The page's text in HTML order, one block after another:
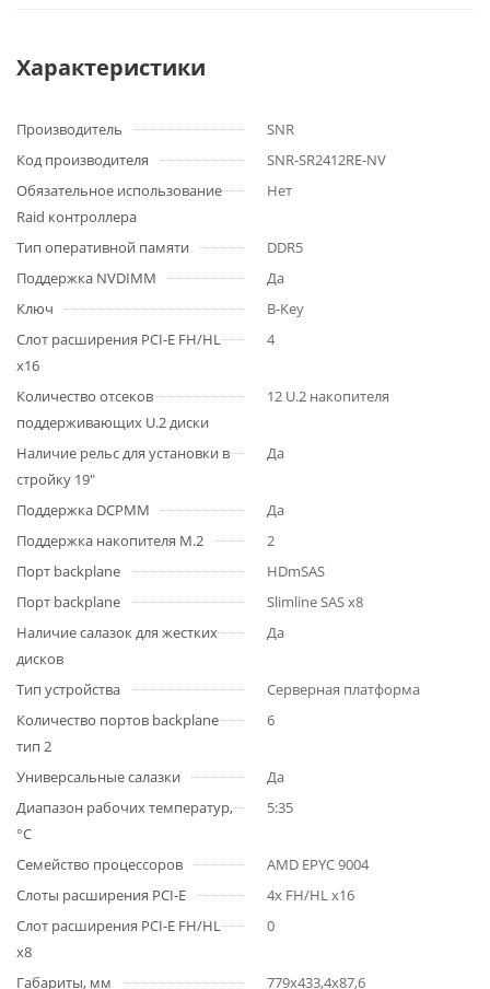
Характеристики
Производитель
SNR
Код производителя
SNR-SR2412RE-NV
Обязательное использование
Raid контроллера
Нет
Тип оперативной памяти
DDR5
Поддержка NVDIMM
Да
Ключ
B-Key
Слот расширения PCI-E FH/HL
x16
4
Количество отсеков
поддерживающих U.2 диски
12 U.2 накопителя
Наличие рельс для установки в
стройку 19"
Да
Поддержка DCPMM
Да
Поддержка накопителя M.2
2
Порт backplane
HDmSAS
Порт backplane
Slimline SAS x8
Наличие салазок для жестких
дисков
Да
Тип устройства
Серверная платформа
Количество портов backplane
тип 2
6
Универсальные салазки
Да
Диапазон рабочих температур,
°C
5:35
Семейство процессоров
AMD EPYC 9004
Слоты расширения PCI-E
4x FH/HL x16
Слот расширения PCI-E FH/HL
x8
0
Габариты, мм 779х433,4х87,6